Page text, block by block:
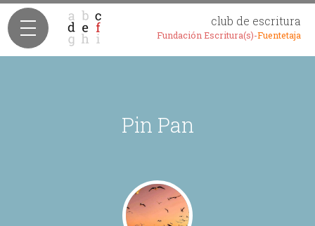
club de escritura
Fundación Escritura(s)-Fuentetaja
Pin Pan